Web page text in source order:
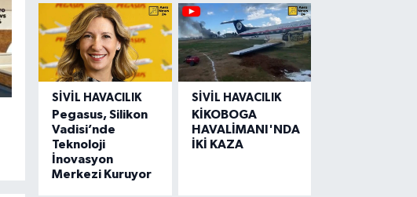
SIVIL HAVACILIK
Pegasus, Silikon
Vadisi’nde
Teknoloji
İnovasyon
Merkezi Kuruyor
SIVIL HAVACILIK
KİKOBOGA
HAVALİMANI'NDA
İKİ KAZA